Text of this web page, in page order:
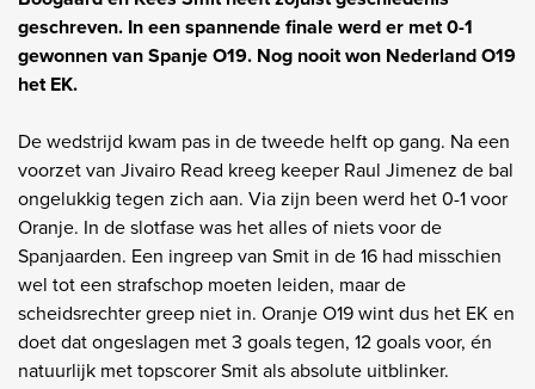
geschreven. In een spannende finale werd er met 0-1
gewonnen van Spanje O19. Nog nooit won Nederland O19
het EK.
De wedstrijd kwam pas in de tweede helft op gang. Na een
voorzet van Jivairo Read kreeg keeper Raul Jimenez de bal
ongelukkig tegen zich aan. Via zijn been werd het 0-1 voor
Oranje. In de slotfase was het alles of niets voor de
Spanjaarden. Een ingreep van Smit in de 16 had misschien
wel tot een strafschop moeten leiden, maar de
scheidsrechter greep niet in. Oranje O19 wint dus het EK en
doet dat ongeslagen met 3 goals tegen, 12 goals voor, én
natuurlijk met topscorer Smit als absolute uitblinker.